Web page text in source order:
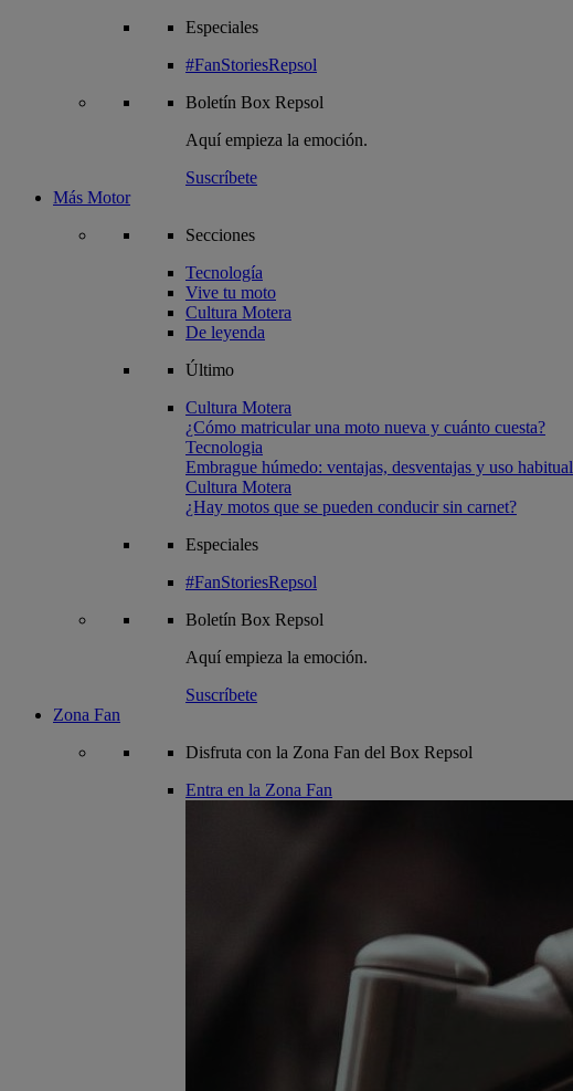
Especiales
#FanStoriesRepsol
Boletín Box Repsol
Aquí empieza la emoción.
Suscríbete
Más Motor
Secciones
Tecnología
Vive tu moto
Cultura Motera
De leyenda
Último
Cultura Motera
¿Cómo matricular una moto nueva y cuánto cuesta?
Tecnologia
Embrague húmedo: ventajas, desventajas y uso habitual
Cultura Motera
¿Hay motos que se pueden conducir sin carnet?
Especiales
#FanStoriesRepsol
Boletín Box Repsol
Aquí empieza la emoción.
Suscríbete
Zona Fan
Disfruta con la Zona Fan del Box Repsol
Entra en la Zona Fan